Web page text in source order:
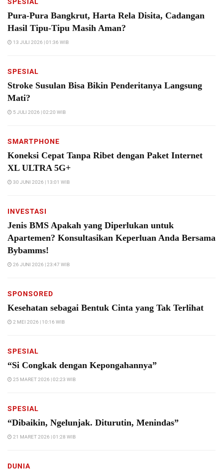
Pura-Pura Bangkrut, Harta Rela Disita, Cadangan
Hasil Tipu-Tipu Masih Aman?
13 JULI 2026 | 01:36 WIB
SPESIAL
Stroke Susulan Bisa Bikin Penderitanya Langsung
Mati?
5 JULI 2026 | 02:20 WIB
SMARTPHONE
Koneksi Cepat Tanpa Ribet dengan Paket Internet
XL ULTRA 5G+
30 JUNI 2026 | 13:01 WIB
INVESTASI
Jenis BMS Apakah yang Diperlukan untuk
Apartemen? Konsultasikan Keperluan Anda Bersama
Bybamms!
26 JUNI 2026 | 23:47 WIB
SPONSORED
Kesehatan sebagai Bentuk Cinta yang Tak Terlihat
2 MEI 2026 | 10:16 WIB
SPESIAL
“Si Congkak dengan Kepongahannya”
25 MARET 2026 | 02:23 WIB
SPESIAL
“Dibaikin, Ngelunjak. Diturutin, Menindas”
21 MARET 2026 | 01:28 WIB
DUNIA